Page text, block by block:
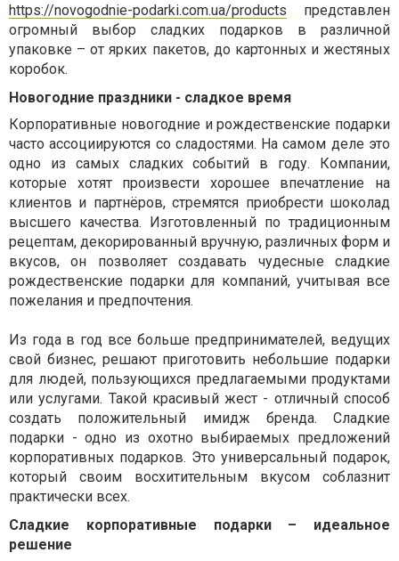
https://novogodnie-podarki.com.ua/products представлен
огромный выбор сладких подарков в различной
упаковке – от ярких пакетов, до картонных и жестяных
коробок.
Новогодние праздники - сладкое время
Корпоративные новогодние и рождественские подарки
часто ассоциируются со сладостями. На самом деле это
одно из самых сладких событий в году. Компании,
которые хотят произвести хорошее впечатление на
клиентов и партнёров, стремятся приобрести шоколад
высшего качества. Изготовленный по традиционным
рецептам, декорированный вручную, различных форм и
вкусов, он позволяет создавать чудесные сладкие
рождественские подарки для компаний, учитывая все
пожелания и предпочтения.
Из года в год все больше предпринимателей, ведущих
свой бизнес, решают приготовить небольшие подарки
для людей, пользующихся предлагаемыми продуктами
или услугами. Такой красивый жест - отличный способ
создать положительный имидж бренда. Сладкие
подарки - одно из охотно выбираемых предложений
корпоративных подарков. Это универсальный подарок,
который своим восхитительным вкусом соблазнит
практически всех.
Сладкие корпоративные подарки – идеальное
решение